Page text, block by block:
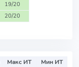
19/20
20/20
Макс ИТ
Мин ИТ